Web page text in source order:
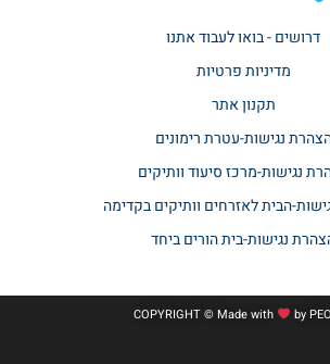
דרושים - בואו לעבוד אתנו
מדיניות פרטיות
תקנון אתר​
נגישות-עטרת רימונים
נגישות-מרכז סיעוד וותיקים
הבית לאזרחים וותיקים בקדימה
נגישות-בית הורים ביחד
COPYRIGHT © Made with by